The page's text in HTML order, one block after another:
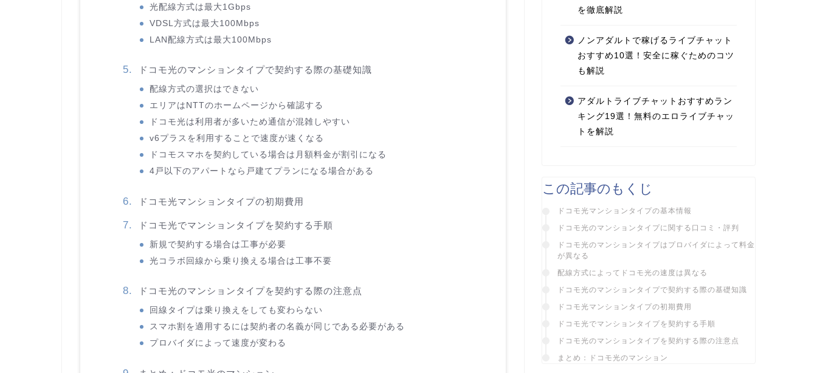
光配線方式は最大1Gbps
VDSL方式は最大100Mbps
LAN配線方式は最大100Mbps
ドコモ光のマンションタイプで契約する際の基礎知識
配線方式の選択はできない
エリアはNTTのホームページから確認する
ドコモ光は利用者が多いため通信が混雑しやすい
v6プラスを利用することで速度が速くなる
ドコモスマホを契約している場合は月額料金が割引になる
4戸以下のアパートなら戸建てプランになる場合がある
ドコモ光マンションタイプの初期費用
ドコモ光でマンションタイプを契約する手順
新規で契約する場合は工事が必要
光コラボ回線から乗り換える場合は工事不要
ドコモ光のマンションタイプを契約する際の注意点
回線タイプは乗り換えをしても変わらない
スマホ割を適用するには契約者の名義が同じである必要がある
プロバイダによって速度が変わる
を徹底解説
ノンアダルトで稼げるライブチャット
おすすめ10選！安全に稼ぐためのコツ
も解説
アダルトライブチャットおすすめラン
キング19選！無料のエロライブチャッ
トを解説
この記事のもくじ
ドコモ光マンションタイプの基本情報
ドコモ光のマンションタイプに関する口コミ・評判
ドコモ光のマンションタイプはプロバイダによって料金
が異なる
配線方式によってドコモ光の速度は異なる
ドコモ光のマンションタイプで契約する際の基礎知識
ドコモ光マンションタイプの初期費用
ドコモ光でマンションタイプを契約する手順
ドコモ光のマンションタイプを契約する際の注意点
まとめ：ドコモ光のマンション